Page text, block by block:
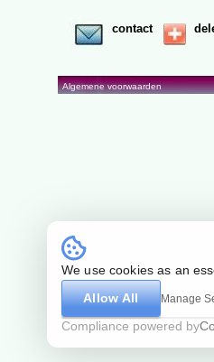
contact
Algemene voorwaarden
We use cookies as an
Allow All
Manage
Compliance powered by